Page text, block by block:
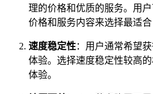
理的价格和优质的服务。用
价格和服务内容来选择最适合
速度稳定性：用户通常希望
体验。选择速度稳定性较高
体验。